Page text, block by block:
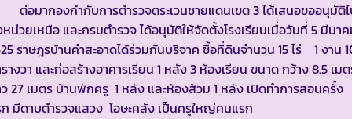
ากองกำกับการตำรวจตระเวนชายแดนเขต 3 ได้เสนอขออนุมัติ
น่วยเหนือ และกรมตำรวจ ได้อนุมัติให้จัดตั้งโรงเรียนเมื่อวันที่ 5 มีนา
ราษฎรบ้านคำสะอาดได้ร่วมกันบริจาค ซื้อที่ดินจำนวน 15 ไร่ 1 งาน
างวา และก่อสร้างอาคารเรียน 1 หลัง 3 ห้องเรียน ขนาด กว้าง 8.5 เม
27 เมตร บ้านพักครู 1 หลัง และห้องส้วม 1 หลัง เปิดทำการสอนครั้ง
มีดาบตำรวจแสวง โอษะคลัง เป็นครูใหญ่คนแรก